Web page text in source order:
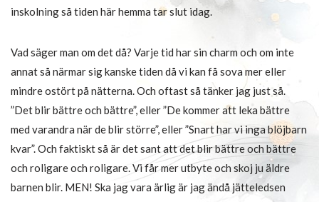
inskolning så tiden här hemma tar slut idag.
Vad säger man om det då? Varje tid har sin charm och om inte
annat så närmar sig kanske tiden då vi kan få sova mer eller
mindre ostört på nätterna. Och oftast så tänker jag just så.
”Det blir bättre och bättre”, eller ”De kommer att leka bättre
med varandra när de blir större”, eller ”Snart har vi inga blöjbarn
kvar”. Och faktiskt så är det sant att det blir bättre och bättre
och roligare och roligare. Vi får mer utbyte och skoj ju äldre
barnen blir. MEN! Ska jag vara ärlig är jag ändå jätteledsen